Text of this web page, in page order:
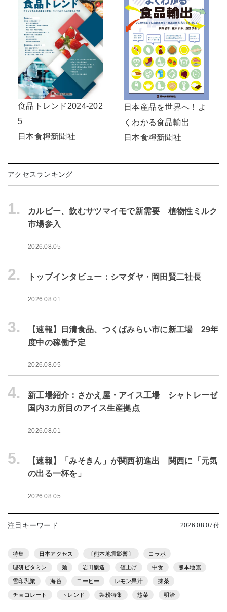
食品トレンド2024-202
5
日本食糧新聞社
日本産品を世界へ！よ
くわかる食品輸出
日本食糧新聞社
アクセスランキング
1.
カルビー、飲むサツマイモで新需要 植物性ミルク
市場参入
2026.08.05
2. トップインタビュー：シマダヤ・岡田賢二社長
2026.08.01
3.
【速報】日清食品、つくばみらい市に新工場 29年
度中の稼働予定
2026.08.05
4.
新工場紹介：さかえ屋・アイス工場 シャトレーゼ
国内3カ所目のアイス生産拠点
2026.08.01
5.
【速報】「みそきん」が関西初進出 関西に「元気
の出る一杯を」
2026.08.05
注目キーワード 2026.08.07付
特集 日本アクセス 〔熊本地震影響〕 コラボ
理研ビタミン 麺 岩田醸造 値上げ 中食 熊本地震
雪印乳業 海苔 コーヒー レモン果汁 抹茶
チョコレート トレンド 製粉特集 惣菜 明治